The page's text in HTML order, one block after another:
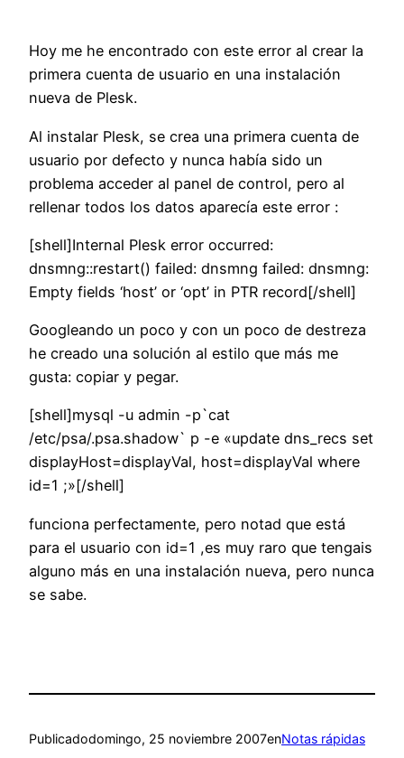
Hoy me he encontrado con este error al crear la
primera cuenta de usuario en una instalación
nueva de Plesk.
Al instalar Plesk, se crea una primera cuenta de
usuario por defecto y nunca había sido un
problema acceder al panel de control, pero al
rellenar todos los datos aparecía este error :
[shell]Internal Plesk error occurred:
dnsmng::restart() failed: dnsmng failed: dnsmng:
Empty fields ‘host’ or ‘opt’ in PTR record[/shell]
Googleando un poco y con un poco de destreza
he creado una solución al estilo que más me
gusta: copiar y pegar.
[shell]mysql -u admin -p`cat
/etc/psa/.psa.shadow` p -e «update dns_recs set
displayHost=displayVal, host=displayVal where
id=1 ;»[/shell]
funciona perfectamente, pero notad que está
para el usuario con id=1 ,es muy raro que tengais
alguno más en una instalación nueva, pero nunca
se sabe.
Publicadodomingo, 25 noviembre 2007enNotas rápidas